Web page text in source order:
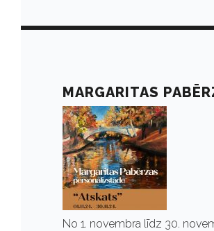
,
MARGARITAS
No 1. novembra līdz 30.